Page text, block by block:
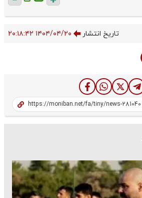
تاریخ انتشار ۱۴۰۴/۰۴/۲۰ ۲۰:۱۸:۴۲